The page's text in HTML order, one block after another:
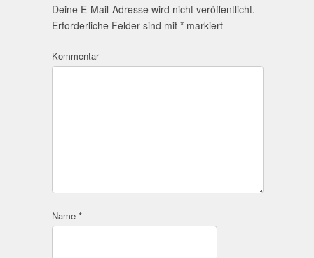
Deine E-Mail-Adresse wird nicht veröffentlicht.
Erforderliche Felder sind mit * markiert
Kommentar
Name *